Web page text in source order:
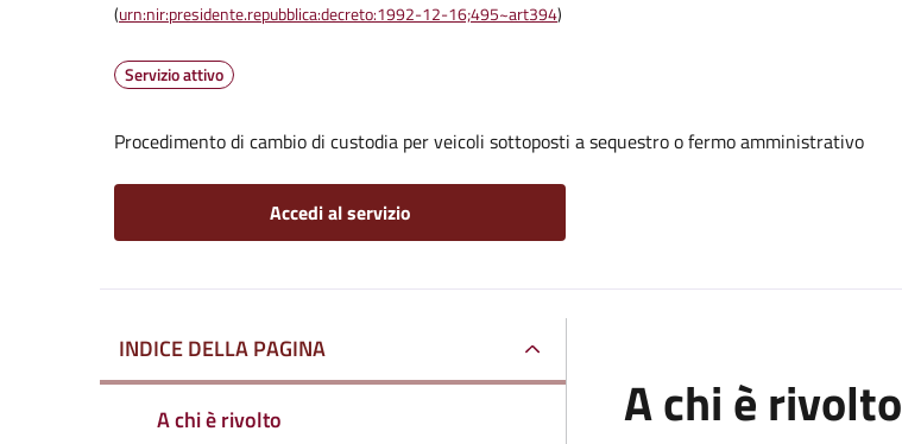
(urn:nir:presidente.repubblica:decreto:1992-12-16;495~art394)
Servizio attivo
Procedimento di cambio di custodia per veicoli sottoposti a sequestro o fermo amministrativo
Accedi al servizio
INDICE DELLA PAGINA
A chi è rivolto
A chi è rivolto